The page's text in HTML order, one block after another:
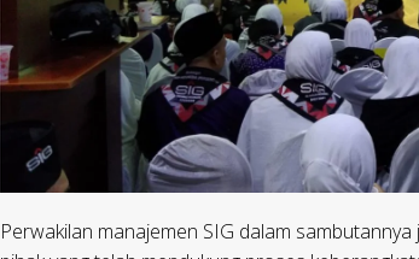
Perwakilan manajemen SIG dalam